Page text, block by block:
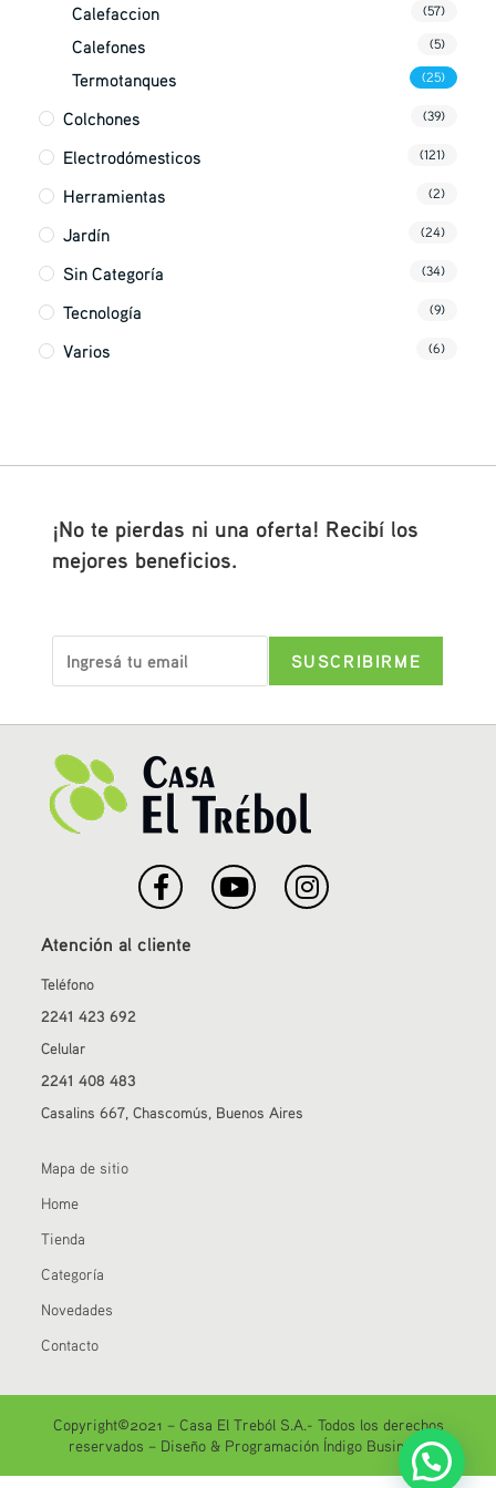
Calefaccion (57)
Calefones (5)
Termotanques (25)
Colchones (39)
Electrodómesticos (121)
Herramientas (2)
Jardín (24)
Sin Categoría (34)
Tecnología (9)
Varios (6)
¡No te pierdas ni una oferta! Recibí los
mejores beneficios.
Atención al cliente
Teléfono
2241 423 692
Celular
2241 408 483
Casalins 667, Chascomús, Buenos Aires
Mapa de sitio
Home
Tienda
Categoría
Novedades
Contacto
Copyright©2021 – Casa El Treból S.A.- Todos los derechos
reservados – Diseño & Programación Índigo Business